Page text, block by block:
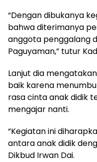
“Dengan dibukanya
bahwa diterimanya
anggota penggalang
Paguyaman,” tutur
Lanjut dia
baik karena
rasa cinta anak didik
mengajar nanti.
“Kegiatan ini
antara anak didik
Dikbud Irwan Dai.